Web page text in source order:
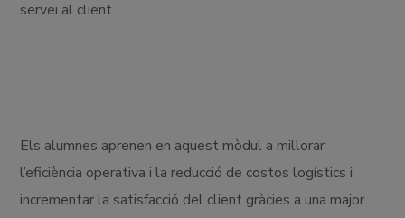
servei al client.
Els alumnes aprenen en aquest mòdul a millorar
l’eficiència operativa i la reducció de costos logístics i
incrementar la satisfacció del client gràcies a una major